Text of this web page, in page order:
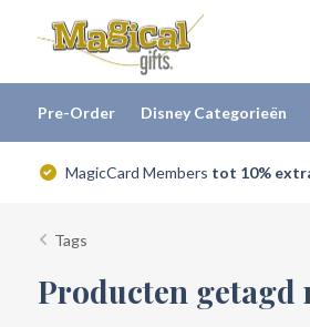
Pre-Order Disney Categorieën
MagicCard Members tot 10%
Tags
Producten